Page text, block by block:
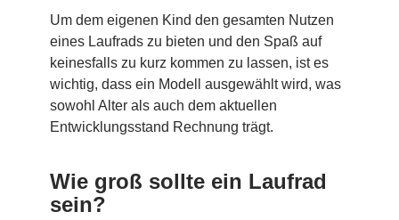
Um dem eigenen Kind den gesamten Nutzen
eines Laufrads zu bieten und den Spaß auf
keinesfalls zu kurz kommen zu lassen, ist es
wichtig, dass ein Modell ausgewählt wird, was
sowohl Alter als auch dem aktuellen
Entwicklungsstand Rechnung trägt.
Wie groß sollte ein Laufrad
sein?